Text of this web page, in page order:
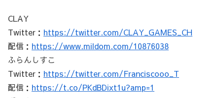
CLAY
Twitter： https://twitter.com/CLAY_GAMES_CH
配信： https://www.mildom.com/10876038
ふらんしすこ
Twitter： https://twitter.com/Franciscooo_T
配信： https://t.co/PKdBDixt1u?amp=1